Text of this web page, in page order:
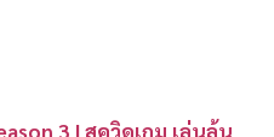
3 | สควิดเกม เล่นลุ้น